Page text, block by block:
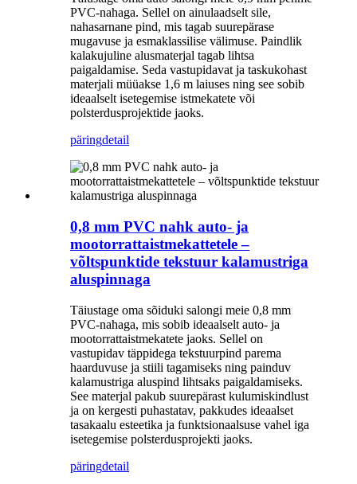
PVC-nahaga. Sellel on ainulaadselt sile,
nahasarnane pind, mis tagab suurepärase
mugavuse ja esmaklassilise välimuse. Paindlik
kalakujuline alusmaterjal tagab lihtsa
paigaldamise. Seda vastupidavat ja taskukohast
materjali müüakse 1,6 m laiuses ning see sobib
ideaalselt isetegemise istmekatete või
polsterdusprojektide jaoks.
päringdetail
0,8 mm PVC nahk auto- ja
mootorrattaistmekattetele –
võltspunktide tekstuur kalamustriga
aluspinnaga
Täiustage oma sõiduki salongi meie 0,8 mm
PVC-nahaga, mis sobib ideaalselt auto- ja
mootorrattaistmekatete jaoks. Sellel on
vastupidav täppidega tekstuurpind parema
haarduvuse ja stiili tagamiseks ning painduv
kalamustriga aluspind lihtsaks paigaldamiseks.
See materjal pakub suurepärast kulumiskindlust
ja on kergesti puhastatav, pakkudes ideaalset
tasakaalu esteetika ja funktsionaalsuse vahel iga
isetegemise polsterdusprojekti jaoks.
päringdetail